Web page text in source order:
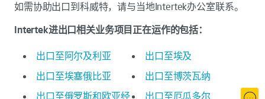
如需协助出口到科威特，请与当地Intertek办公室联系。
Intertek进出口相关业务项目正在运作的包括：
出口至阿尔及利亚
出口至埃及
出口至埃塞俄比亚
出口至博茨瓦纳
出口至俄罗斯和欧亚经
出口至厄瓜多尔